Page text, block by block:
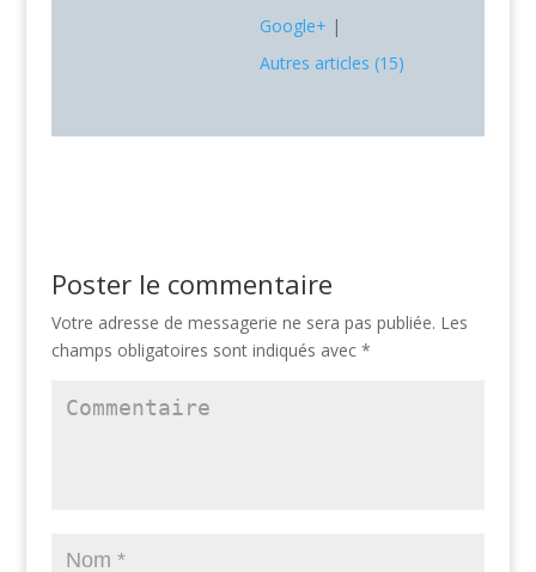
Google+ |
Autres articles (15)
Poster le commentaire
Votre adresse de messagerie ne sera pas publiée. Les
champs obligatoires sont indiqués avec *